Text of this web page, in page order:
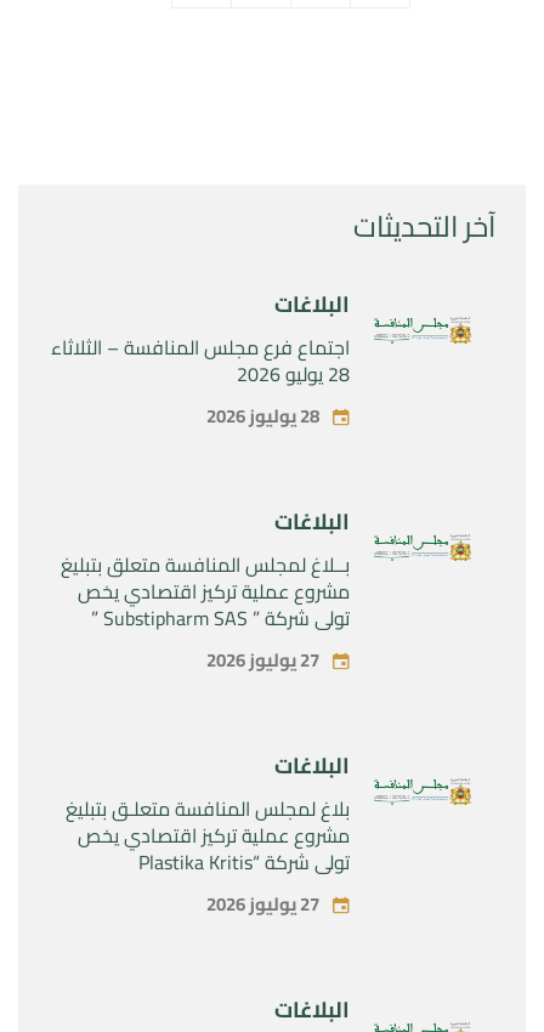
آخر التحديثات
البلاغات
اجتماع فرع مجلس المنافسة – الثلاثاء
28 يوليو 2026
28 يوليوز 2026
البلاغات
بــلاغ لمجلس المنافسة متعلق بتبليغ
مشروع عملية تركيز اقتصادي يخص
تولي شركة ” Substipharm SAS ”
المراقبة الحصرية للأصول والحقوق
المتعلقة بالمنتجين الصيدلانيين”
27 يوليوز 2026
البلاغات
بلاغ لمجلس المنافسة متعلـق بتبليغ
مشروع عملية تركيز اقتصادي يخص
تولي شركة “Plastika Kritis
SA”المراقبة الحصرية لشركة
“Naturplas Industrial SARL” 27 يوليوز 2026
البلاغات